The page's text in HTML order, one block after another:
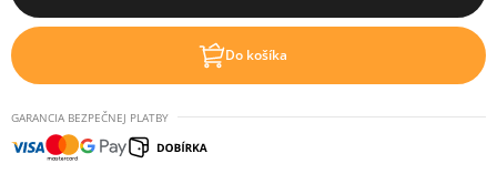
Do košíka
GARANCIA BEZPEČNEJ PLATBY